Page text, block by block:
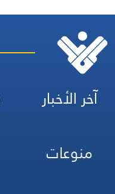
آخر الأخبار
منوعات